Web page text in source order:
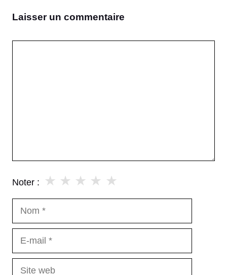
Laisser un commentaire
Noter : ★
★
★
★
★
Site